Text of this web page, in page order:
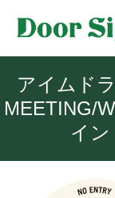
アイムド
MEETING/
イ